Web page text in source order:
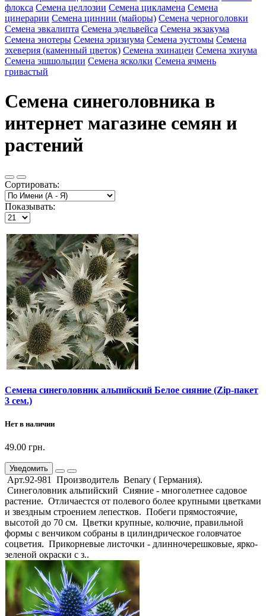
флокса Семена целлозии Семена цикламена Семена
цинерарии Семена циннии (майоры) Семена черноголовки
Семена эвкалипта Семена эдельвейса Семена экзакума
Семена энотеры Семена эризиума Семена эустомы Семена
эхеверия (каменный цветок) Семена эхинацеи Семена эхиума
Семена эшшольции Семена ясколки Семена ячмень
гривастый
Семена синеголовника в
интернет магазине семян и
растений
Сортировать:
Показывать:
Семена синеголовник альпийский Белое сияние (Zip-пакет
3 сем.)
Нет в наличии
49.00 грн.
Уведомить
Арт.92-981 Производитель Benary ( Германия).
Синеголовник альпийский Сияние - многолетнее садовое
растение. Отличаестся от полевого более крупными цветками
и звездным строением лепестков. Побеги прямостоячие,
высотой до 70 см. Цветки крупные, колючие, правильной
формы с венчиком собраны в цилиндрическое головчатое
соцветия. Прикорневые листочки - длинночерешковые, ярко-
зеленой окраски с з..